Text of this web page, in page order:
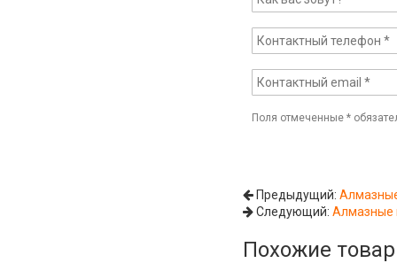
Поля отмеченные*
Предыдущий:
Следующий:Алмазные
Похожие